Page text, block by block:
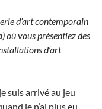
d’art contemporain
vous présentiez des
d’art
suis arrivé au jeu
je n’ai plus eu